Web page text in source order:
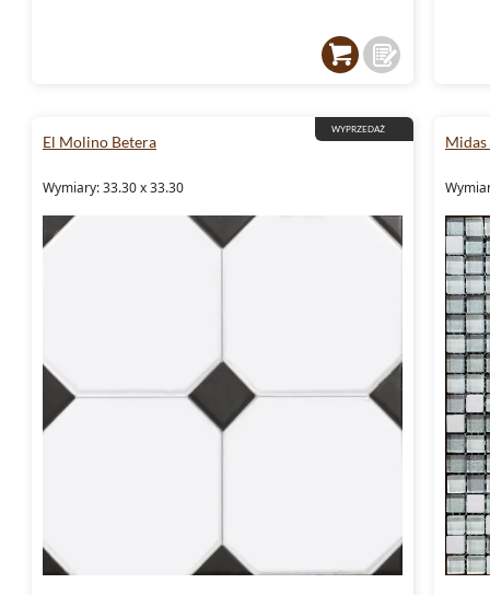
WYPRZEDAŻ
El Molino Betera
Wymiary: 33.30 x 33.30
Midas